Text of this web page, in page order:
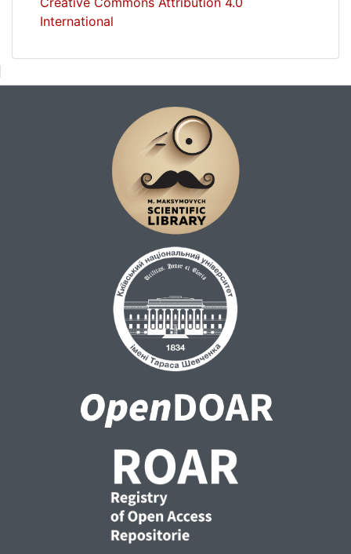
International